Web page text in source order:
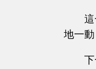
地一